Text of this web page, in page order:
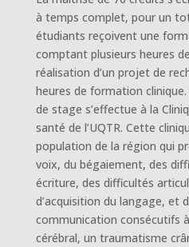
à temps complet, pour un
étudiants reçoivent une
comptant plusieurs heures
réalisation d’un projet de
heures de formation
de stage s’effectue à la
santé de l’UQTR. Cette
population de la région qui
voix, du bégaiement, des
écriture, des difficultés
d’acquisition du langage, et
communication consécutifs
cérébral, un traumatisme